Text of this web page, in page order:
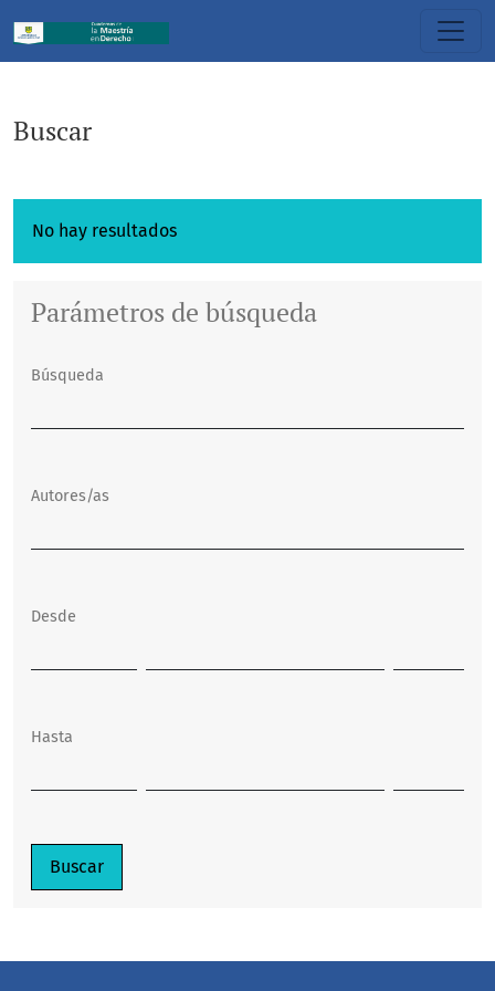
Buscar
Buscar
No hay resultados
Parámetros de búsqueda
Búsqueda
Autores/as
Desde
Hasta
Buscar